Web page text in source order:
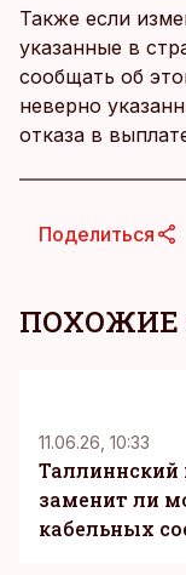
Также если
указанные в
сообщать об
неверно
отказа в
Поделиться
ПОХОЖИЕ
11.06.26, 10:33
Таллиннский
заменит ли
кабельных